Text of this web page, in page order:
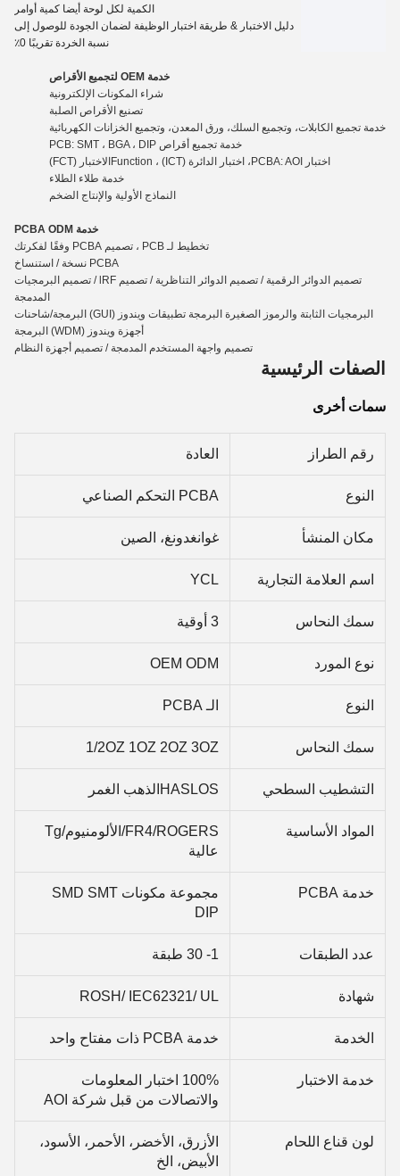
الكمية لكل لوحة أيضا كمية أوامر
دليل الاختبار & طريقة اختبار الوظيفة لضمان الجودة للوصول إلى
نسبة الخردة تقريبًا 0٪
خدمة OEM لتجميع الأقراص
شراء المكونات الإلكترونية
تصنيع الأقراص الصلبة
خدمة تجميع الكابلات، وتجميع السلك، ورق المعدن، وتجميع الخزانات الكهربائية
خدمة تجميع أقراص PCB: SMT ، BGA ، DIP
اختبار PCBA: AOI، اختبار الدائرة (ICT) ، Functio
n
الاختبار (FCT)
خدمة طلاء الطلاء
النماذج الأولية والإنتاج الضخم
خدمة PCBA ODM
تخطيط لـ PCB ، تصميم PCBA وفقًا لفكرتك
PCBA نسخة / استنساخ
تصميم الدوائر الرقمية / تصميم الدوائر التناظرية / تصميم lRF / تصميم البرمجيات
المدمجة
البرمجيات الثابتة والرموز الصغيرة البرمجة تطبيقات ويندوز (GUI) البرمجة/شاحنات
أجهزة ويندوز (WDM) البرمجة
تصميم واجهة المستخدم المدمجة / تصميم أجهزة النظام
الصفات الرئيسية
سمات أخرى
رقم الطراز العادة
النوع PCBA التحكم الصناعي
مكان المنشأ غوانغدونغ، الصين
اسم العلامة التجارية YCL
سمك النحاس 3 أوقية
نوع المورد OEM ODM
النوع الـ PCBA
سمك النحاس 1/2OZ 1OZ 2OZ 3OZ
التشطيب السطحي HASLOSالذهب الغمر
المواد الأساسية
FR4/ROGERS/الألومنيوم/Tg
عالية
خدمة PCBA
مجموعة مكونات SMD SMT
DIP
عدد الطبقات 1- 30 طبقة
شهادة ROSH/ IEC62321/ UL
الخدمة خدمة PCBA ذات مفتاح واحد
خدمة الاختبار
100% اختبار المعلومات
والاتصالات من قبل شركة AOI
لون قناع اللحام
الأزرق، الأخضر، الأحمر، الأسود،
الأبيض، الخ